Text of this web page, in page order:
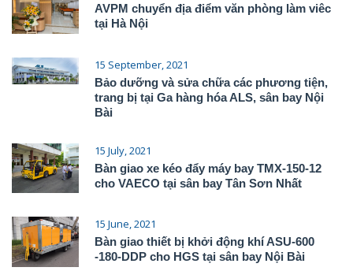
AVPM chuyển địa điểm văn phòng làm viêc
tại Hà Nội
15 September, 2021
Bảo dưỡng và sửa chữa các phương tiện,
trang bị tại Ga hàng hóa ALS, sân bay Nội
Bài
15 July, 2021
Bàn giao xe kéo đẩy máy bay TMX-150-12
cho VAECO tại sân bay Tân Sơn Nhất
15 June, 2021
Bàn giao thiết bị khởi động khí ASU-600
-180-DDP cho HGS tại sân bay Nội Bài